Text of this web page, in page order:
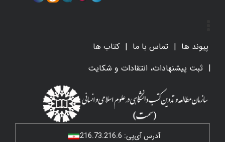
پیوند ها تماس با ما
کتاب ها
ثبت پیشنهادات، انتقادات و شکایت
آدرس آی‌پی: 216.73.216.6